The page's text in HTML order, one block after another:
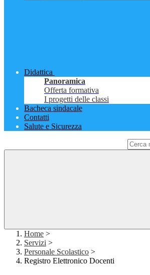
Didattica
Panoramica
Offerta formativa
I progetti delle classi
Bacheca sindacale
Contatti
Salute e Sicurezza
Home >
Servizi >
Personale Scolastico >
Registro Elettronico Docenti